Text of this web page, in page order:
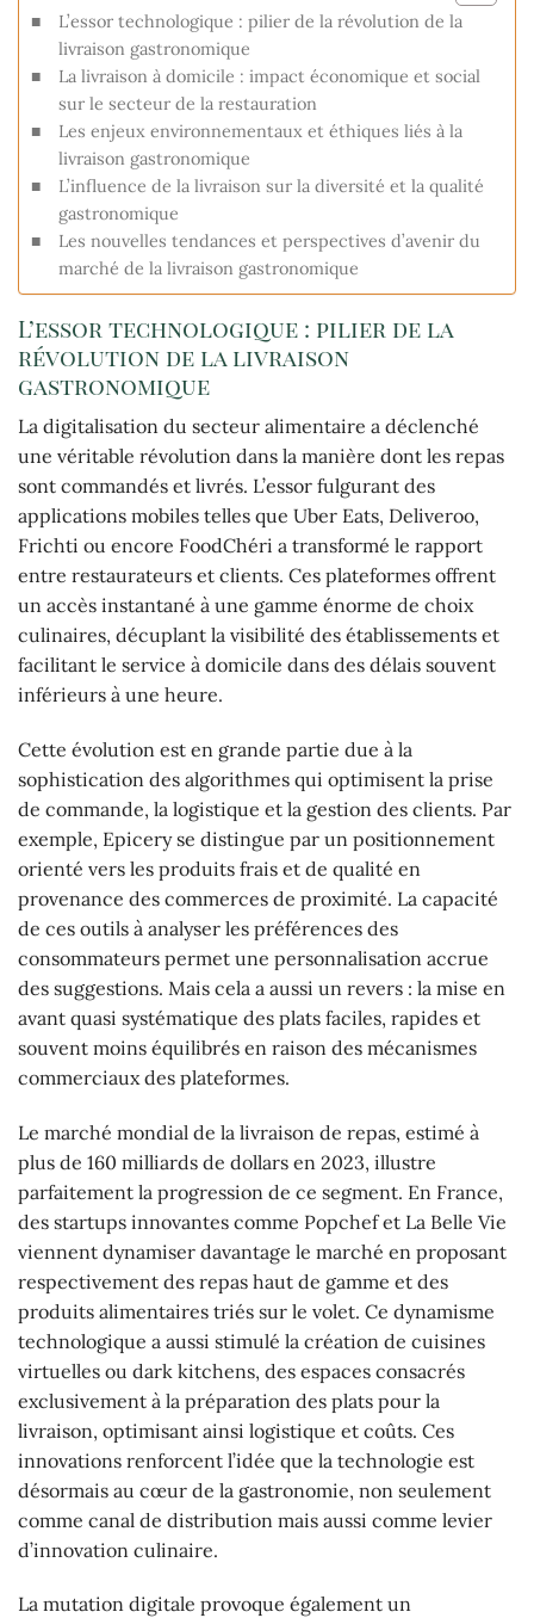
L’essor technologique : pilier de la révolution de la
livraison gastronomique
La livraison à domicile : impact économique et social
sur le secteur de la restauration
Les enjeux environnementaux et éthiques liés à la
livraison gastronomique
L’influence de la livraison sur la diversité et la qualité
gastronomique
Les nouvelles tendances et perspectives d’avenir du
marché de la livraison gastronomique
L’essor technologique : pilier de la
révolution de la livraison
gastronomique
La digitalisation du secteur alimentaire a déclenché
une véritable révolution dans la manière dont les repas
sont commandés et livrés. L’essor fulgurant des
applications mobiles telles que Uber Eats, Deliveroo,
Frichti ou encore FoodChéri a transformé le rapport
entre restaurateurs et clients. Ces plateformes offrent
un accès instantané à une gamme énorme de choix
culinaires, décuplant la visibilité des établissements et
facilitant le service à domicile dans des délais souvent
inférieurs à une heure.
Cette évolution est en grande partie due à la
sophistication des algorithmes qui optimisent la prise
de commande, la logistique et la gestion des clients. Par
exemple, Epicery se distingue par un positionnement
orienté vers les produits frais et de qualité en
provenance des commerces de proximité. La capacité
de ces outils à analyser les préférences des
consommateurs permet une personnalisation accrue
des suggestions. Mais cela a aussi un revers : la mise en
avant quasi systématique des plats faciles, rapides et
souvent moins équilibrés en raison des mécanismes
commerciaux des plateformes.
Le marché mondial de la livraison de repas, estimé à
plus de 160 milliards de dollars en 2023, illustre
parfaitement la progression de ce segment. En France,
des startups innovantes comme Popchef et La Belle Vie
viennent dynamiser davantage le marché en proposant
respectivement des repas haut de gamme et des
produits alimentaires triés sur le volet. Ce dynamisme
technologique a aussi stimulé la création de cuisines
virtuelles ou dark kitchens, des espaces consacrés
exclusivement à la préparation des plats pour la
livraison, optimisant ainsi logistique et coûts. Ces
innovations renforcent l’idée que la technologie est
désormais au cœur de la gastronomie, non seulement
comme canal de distribution mais aussi comme levier
d’innovation culinaire.
La mutation digitale provoque également un